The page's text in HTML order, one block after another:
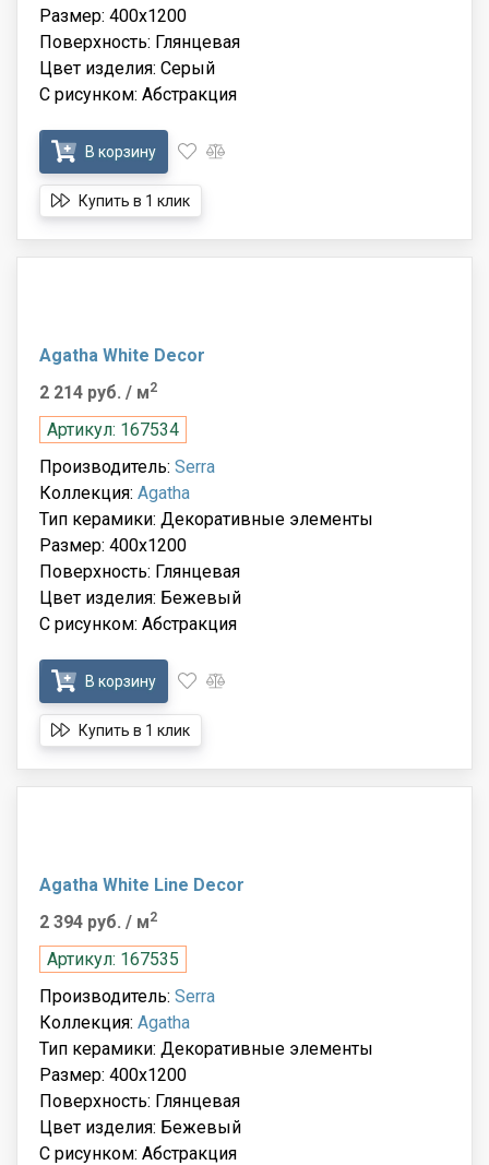
Размер: 400x1200
Поверхность: Глянцевая
Цвет изделия: Серый
С рисунком: Абстракция
В корзину
Купить в 1 клик
Agatha White Decor
2 214 руб. / м2
Артикул: 167534
Производитель: Serra
Коллекция: Agatha
Тип керамики: Декоративные элементы
Размер: 400x1200
Поверхность: Глянцевая
Цвет изделия: Бежевый
С рисунком: Абстракция
В корзину
Купить в 1 клик
Agatha White Line Decor
2 394 руб. / м2
Артикул: 167535
Производитель: Serra
Коллекция: Agatha
Тип керамики: Декоративные элементы
Размер: 400x1200
Поверхность: Глянцевая
Цвет изделия: Бежевый
С рисунком: Абстракция